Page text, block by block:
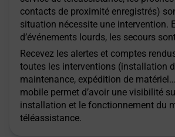
contacts de proximité enregistrés)
situation nécessite une intervention.
d’événements lourds, les secours
Recevez les alertes et comptes
toutes les interventions (installation
maintenance, expédition de
mobile permet d’avoir une visibilité
installation et le fonctionnement du
téléassistance.